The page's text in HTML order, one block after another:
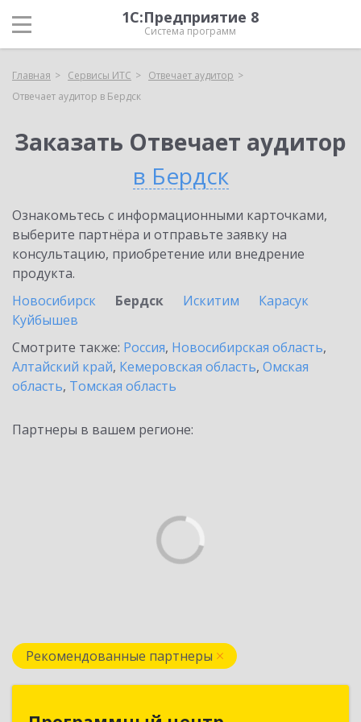
1С:Предприятие 8
Система программ
Главная Сервисы ИТС
Отвечает аудитор
Отвечает аудитор в Бердск
Заказать Отвечает аудитор
в Бердск
Ознакомьтесь с информационными карточками,
выберите партнёра и отправьте заявку на
консультацию, приобретение или внедрение
продукта.
Новосибирск
Бердск Искитим
Карасук
Куйбышев
Смотрите также: Россия, Новосибирская область,
Алтайский край, Кемеровская область, Омская
область, Томская область
Партнеры в вашем регионе:
Рекомендованные партнеры
Программный центр